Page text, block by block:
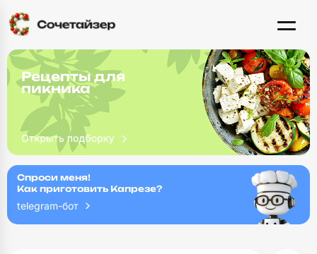
Рецепты для
пикника
Спроси меня!
Как приготовить Капрезе?
telegram-бот